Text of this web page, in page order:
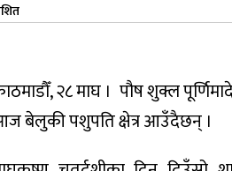
२८ माघ । पौष शुक्ल
बेलुकी पशुपति क्षेत्र आउँदैछन् ।